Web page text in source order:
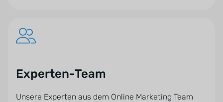
Experten-Team
Unsere Experten aus dem Online Marketing Team